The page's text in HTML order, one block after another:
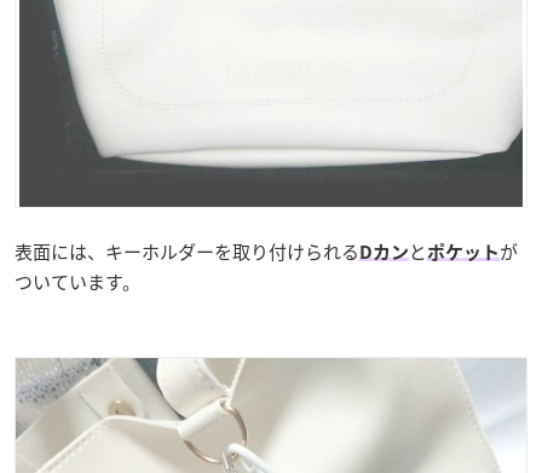
表面には、キーホルダーを取り付けられる Dカン と ポケット が
ついています。